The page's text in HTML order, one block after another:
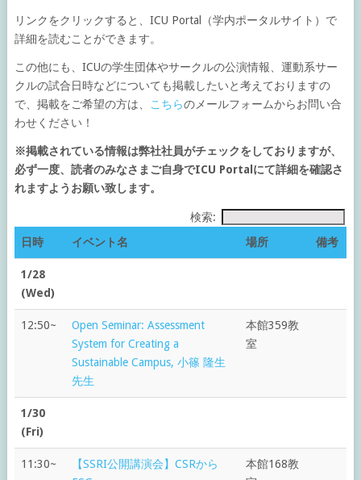
リンクをクリックすると、ICU Portal（学内ポータルサイト）で
詳細を読むことができます。
この他にも、ICUの学生団体やサークルの公演情報、運動系サー
クルの試合日時などについても掲載したいと考えておりますの
で、掲載をご希望の方は、
こちらのメールフォームからお問い合
わせください！
※掲載されている情報は弊社社員がチェックをしておりますが、
必ず一度、読者のみなさまご自身でICU Portalにて詳細を確認さ
れますようお願い致します。
検索:
日時
イベント名 場所 備考
1/28
(Wed)
12:50~
Open Seminar: Assessment
System for Creating a
Sustainable Campus, 小篠 隆生
先生
本館359教
室
1/30
(Fri)
11:30~
【SSRI公開講演会】CSRから
本館168教